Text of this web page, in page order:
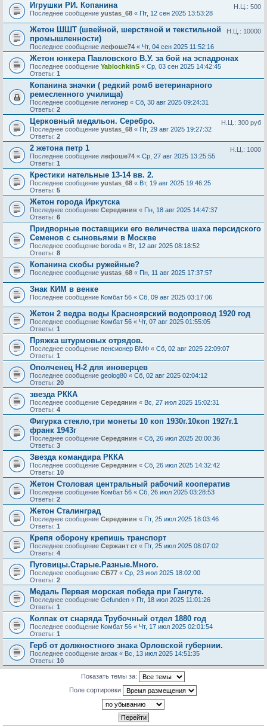
Н.Ц.: 500
Игрушки РИ. Копанина
Последнее сообщение yustas_68 « Пт, 12 сен 2025 13:53:28
Н.Ц.: 10000
Жетон ШШТ (швейной, шерстяной и текстильной
промышленности)
Последнее сообщение лефоше74 « Чт, 04 сен 2025 11:52:16
Жетон юнкера Павловского В.У. за бой на эспадронах
Последнее сообщение YablochkinS « Ср, 03 сен 2025 14:42:45
Ответы: 1
Копанина значки ( редкий ромб ветеринарного
ремесленного училища)
Последнее сообщение легионер « Сб, 30 авг 2025 09:24:31
Ответы: 2
Н.Ц.: 300 руб
Церковный медальон. Серебро.
Последнее сообщение yustas_68 « Пт, 29 авг 2025 19:27:32
Ответы: 2
Н.Ц.: 1000
2 жетона петр 1
Последнее сообщение лефоше74 « Ср, 27 авг 2025 13:25:55
Ответы: 1
Крестики нательные 13-14 вв. 2.
Последнее сообщение yustas_68 « Вт, 19 авг 2025 19:46:25
Ответы: 5
Жетон города Иркутска
Последнее сообщение Середянин « Пн, 18 авг 2025 14:47:37
Ответы: 6
Придворные поставщики его величества шаха персидского
Семенов с сыновьями в Москве
Последнее сообщение boroda « Вт, 12 авг 2025 08:18:52
Ответы: 8
Копанина скобы ружейные?
Последнее сообщение yustas_68 « Пн, 11 авг 2025 17:37:57
Знак КИМ в венке
Последнее сообщение Комбат 56 « Сб, 09 авг 2025 03:17:06
Жетон 2 ведра воды Красноярский водопровод 1920 год
Последнее сообщение Комбат 56 « Чт, 07 авг 2025 01:55:05
Ответы: 1
Пряжка штурмовых отрядов.
Последнее сообщение пенсионер ВМФ « Сб, 02 авг 2025 22:09:07
Ответы: 1
Ополченец Н-2 для иноверцев
Последнее сообщение geolog80 « Сб, 02 авг 2025 02:04:12
Ответы: 20
звезда РККА
Последнее сообщение Середянин « Вс, 27 июл 2025 15:02:31
Ответы: 4
Фигурка стекло,три монеты 10 коп 1930г.10коп 1927г.1
франк 1943г
Последнее сообщение Середянин « Сб, 26 июл 2025 20:00:36
Ответы: 3
Звезда командира РККА
Последнее сообщение Середянин « Сб, 26 июл 2025 14:32:42
Ответы: 10
Жетон Столовая центральный рабочий кооператив
Последнее сообщение Комбат 56 « Сб, 26 июл 2025 03:28:53
Ответы: 2
Жетон Сталинград
Последнее сообщение Середянин « Пт, 25 июл 2025 18:03:46
Ответы: 1
Крепя оборону крепишь транспорт
Последнее сообщение Сержант ст « Пт, 25 июл 2025 08:07:02
Ответы: 4
Пуговицы.Старые.Разные.Много.
Последнее сообщение СБ77 « Ср, 23 июл 2025 18:02:00
Ответы: 2
Медаль Первая морская победа при Гангуте.
Последнее сообщение Gefunden « Пт, 18 июл 2025 11:01:26
Ответы: 1
Колпак от снаряда Трубочный отдел 1880 год
Последнее сообщение Комбат 56 « Чт, 17 июл 2025 02:01:54
Ответы: 1
Герб от должностного знака Орловской губернии.
Последнее сообщение анзак « Вс, 13 июл 2025 14:51:35
Ответы: 10
Показать темы за:
Поле сортировки